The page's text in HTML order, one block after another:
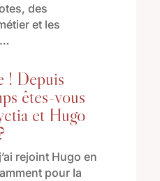
des
et les
! Depuis
êtes-vous
et Hugo
rejoint Hugo en
pour la